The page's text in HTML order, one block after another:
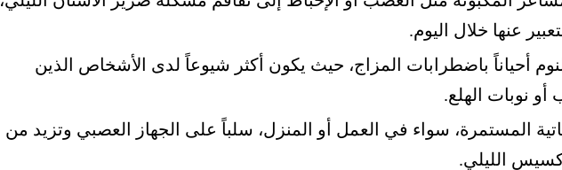
عنها خلال اليوم.
أحياناً باضطرابات المزاج، حيث يكون أكثر شيوعاً لدى الأشخاص الذين
أو نوبات الهلع.
المستمرة، سواء في العمل أو المنزل، سلباً على الجهاز العصبي وتزيد من
الليلي.